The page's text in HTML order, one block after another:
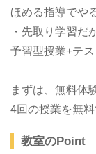
ほめる指導でや
・先取り学習だ
予習型授業+テ
まずは、無料体
4回の授業を無料
教室のPoint